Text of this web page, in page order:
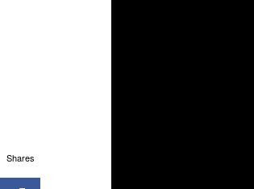
Shares